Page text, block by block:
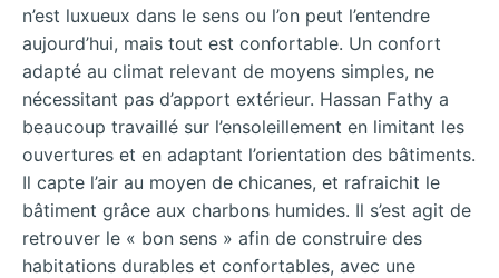
n’est luxueux dans le sens ou l’on peut l’entendre
aujourd’hui, mais tout est confortable. Un confort
adapté au climat relevant de moyens simples, ne
nécessitant pas d’apport extérieur. Hassan Fathy a
beaucoup travaillé sur l’ensoleillement en limitant les
ouvertures et en adaptant l’orientation des bâtiments.
Il capte l’air au moyen de chicanes, et rafraichit le
bâtiment grâce aux charbons humides. Il s’est agit de
retrouver le « bon sens » afin de construire des
habitations durables et confortables, avec une